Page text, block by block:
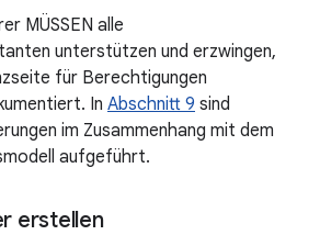
MÜSSEN alle
unterstützen und erzwingen,
für Berechtigungen
In Abschnitt 9 sind
im Zusammenhang mit dem
aufgeführt.
erstellen